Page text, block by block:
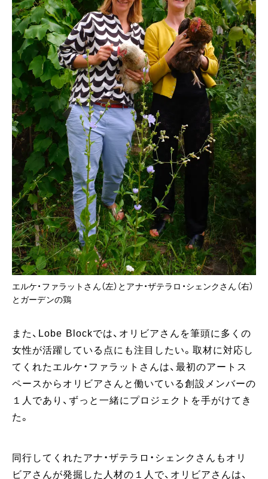
エルケ・ファラットさん（左）とアナ・ザテラロ・シェンクさん（右）
とガーデンの鶏
また、Lobe Blockでは、オリビアさんを筆頭に多くの
女性が活躍している点にも注目したい。取材に対応し
てくれたエルケ・ファラットさんは、最初のアートス
ペースからオリビアさんと働いている創設メンバーの
１人であり、ずっと一緒にプロジェクトを手がけてき
た。
同行してくれたアナ・ザテラロ・シェンクさんもオリ
ビアさんが発掘した人材の１人で、オリビアさんは、